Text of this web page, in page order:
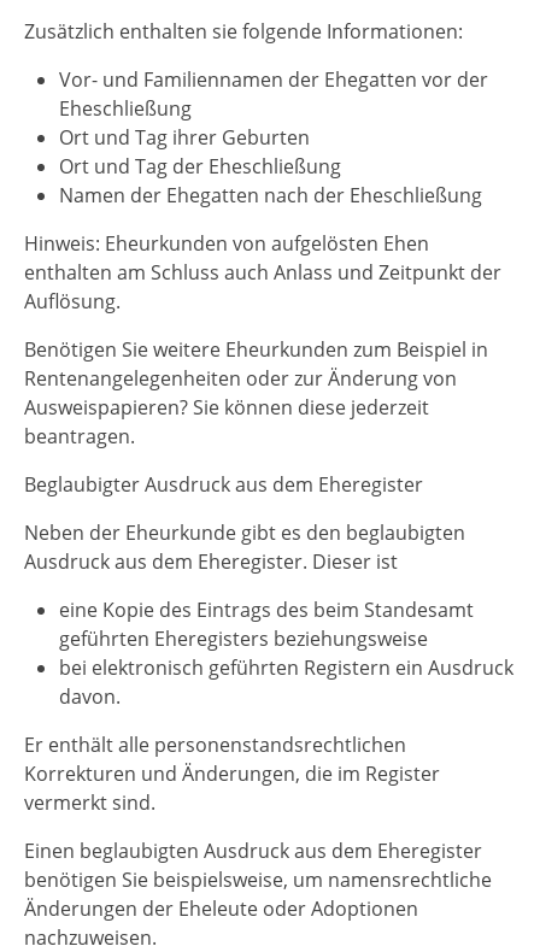
Zusätzlich enthalten sie folgende Informationen:
Vor- und Familiennamen der Ehegatten vor der
Eheschließung
Ort und Tag ihrer Geburten
Ort und Tag der Eheschließung
Namen der Ehegatten nach der Eheschließung
Hinweis: Eheurkunden von aufgelösten Ehen
enthalten am Schluss auch Anlass und Zeitpunkt der
Auflösung.
Benötigen Sieweitere Eheurkunden zum Beispiel in
Rentenangelegenheiten oder zur Änderung von
Ausweispapieren? Sie können diese jederzeit
beantragen.
Beglaubigter Ausdruck aus dem Eheregister
Neben der Eheurkunde gibt es den beglaubigten
Ausdruck aus dem Eheregister. Dieser ist
eine Kopie des Eintrags des beim Standesamt
geführten Eheregisters beziehungsweise
bei elektronisch geführten Registern ein Ausdruck
davon.
Er enthält alle personenstandsrechtlichen
Korrekturen und Änderungen, die im Register
vermerkt sind.
Einen beglaubigten Ausdruck aus dem Eheregister
benötigen Sie beispielsweise, um namensrechtliche
Änderungen der Eheleute oder Adoptionen
nachzuweisen.